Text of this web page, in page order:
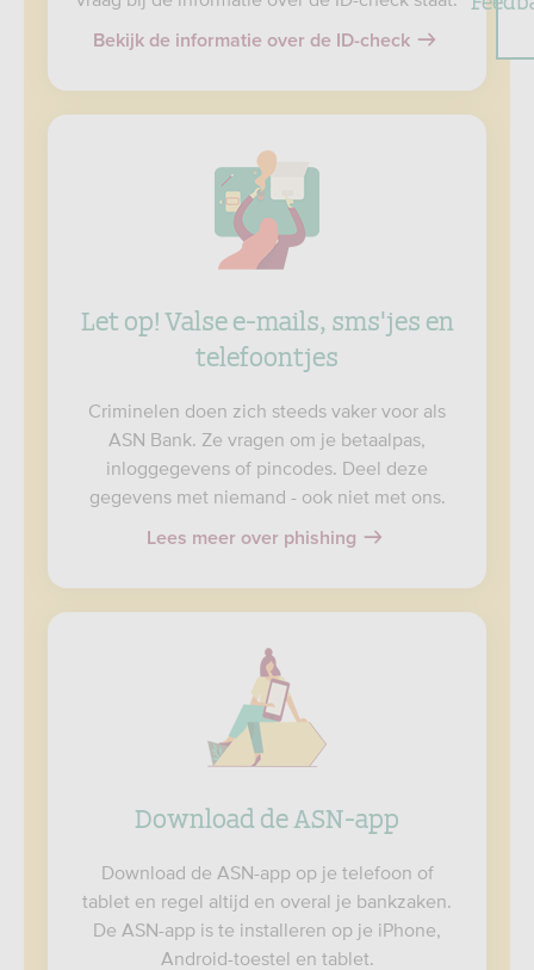
Bekijk de informatie over de ID-check
Let op! Valse e-mails, sms'jes en
telefoontjes
Criminelen doen zich steeds vaker voor als
ASN Bank. Ze vragen om je betaalpas,
inloggegevens of pincodes. Deel deze
gegevens met niemand - ook niet met ons.
Lees meer over phishing
Download de ASN-app
Download de ASN-app op je telefoon of
tablet en regel altijd en overal je bankzaken.
De ASN-app is te installeren op je iPhone,
Android-toestel en tablet.